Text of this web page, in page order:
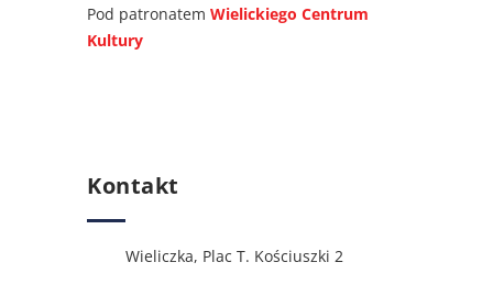
Pod patronatem Wielickiego Centrum
Kultury
Kontakt
Wieliczka, Plac T. Kościuszki 2